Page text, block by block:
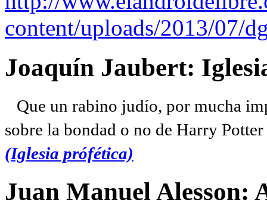
content/uploads/2013/07/
Joaquín Jaubert:
Que un rabino judío, por mucha
sobre la bondad o no de Harry
(Iglesia prófética)
Juan Manuel Alesson: